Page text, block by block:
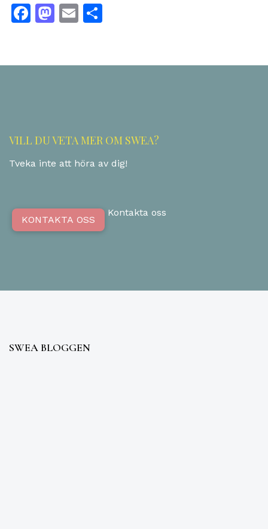
Facebook
Mastodon
Email
VILL DU VETA MER OM SWEA?
Tveka inte att höra av dig!
KONTAKTA OSS
Kontakta oss
SWEA BLOGGEN